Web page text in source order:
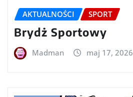
AKTUALNOŚCI SPORT
Brydż Sportowy
Madman maj 17, 2026